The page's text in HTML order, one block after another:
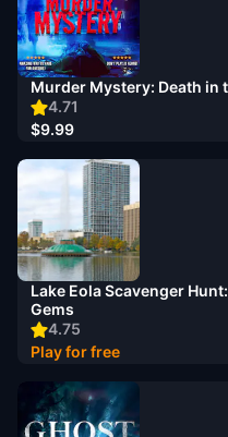
4.71
Murder Mystery: Death in
$9.99
4.75
Lake Eola Scavenger
Gems
Play for free